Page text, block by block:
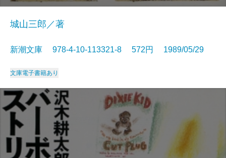
城山三郎／著
新潮文庫 978-4-10-113321-8 572円 1989/05/29
文庫電子書籍あり